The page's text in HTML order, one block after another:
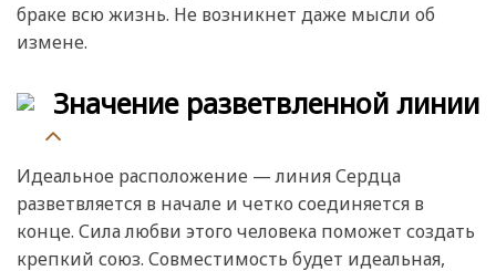
браке всю жизнь. Не возникнет даже мысли об
измене.
Значение разветвленной линии
Идеальное расположение — линия Сердца
разветвляется в начале и четко соединяется в
конце. Сила любви этого человека поможет создать
крепкий союз. Совместимость будет идеальная,